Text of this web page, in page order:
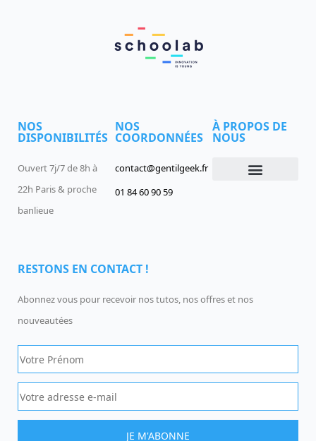
NOS
DISPONIBILITÉS
Ouvert 7j/7 de 8h à
22h Paris & proche
banlieue
NOS
COORDONNÉES
contact@gentilgeek.fr
01 84 60 90 59
À PROPOS DE
NOUS
RESTONS EN CONTACT !
Abonnez vous pour recevoir nos tutos, nos offres et nos
nouveautées
JE M'ABONNE